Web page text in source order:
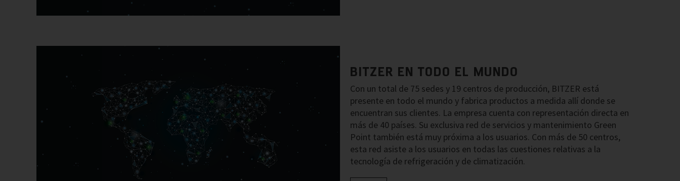
BITZER EN TODO EL MUNDO
Con un total de 75 sedes y 19 centros de producción, BITZER está
presente en todo el mundo y fabrica productos a medida allí donde se
encuentran sus clientes. La empresa cuenta con representación directa en
más de 40 países. Su exclusiva red de servicios y mantenimiento Green
Point también está muy próxima a los usuarios. Con más de 50 centros,
esta red asiste a los usuarios en todas las cuestiones relativas a la
tecnología de refrigeración y de climatización.